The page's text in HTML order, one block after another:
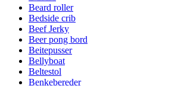
Beard roller
Bedside crib
Beef Jerky
Beer pong bord
Beitepusser
Bellyboat
Beltestol
Benkebereder